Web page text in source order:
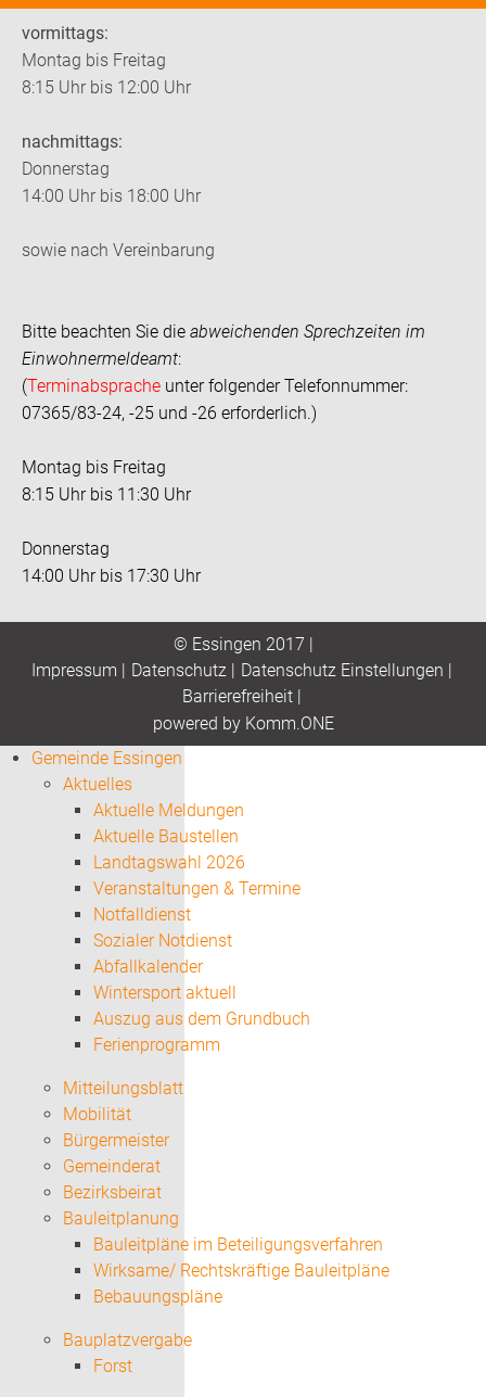
vormittags:
Montag bis Freitag
8:15 Uhr bis 12:00 Uhr
nachmittags:
Donnerstag
14:00 Uhr bis 18:00 Uhr
sowie nach Vereinbarung
Bitte beachten Sie die abweichenden Sprechzeiten im
Einwohnermeldeamt:
(Terminabsprache unter folgender Telefonnummer:
07365/83-24, -25 und -26 erforderlich.)
Montag bis Freitag
8:15 Uhr bis 11:30 Uhr
Donnerstag
14:00 Uhr bis 17:30 Uhr
© Essingen 2017 |
Impressum | Datenschutz| Datenschutz Einstellungen |
Barrierefreiheit|
powered by Komm.ONE
Gemeinde Essingen
Aktuelles
Aktuelle Meldungen
Aktuelle Baustellen
Landtagswahl 2026
Veranstaltungen & Termine
Notfalldienst
Sozialer Notdienst
Abfallkalender
Wintersport aktuell
Auszug aus dem Grundbuch
Ferienprogramm
Mitteilungsblatt
Mobilität
Bürgermeister
Gemeinderat
Bezirksbeirat
Bauleitplanung
Bauleitpläne im Beteiligungsverfahren
Wirksame/ Rechtskräftige Bauleitpläne
Bebauungspläne
Bauplatzvergabe
Forst